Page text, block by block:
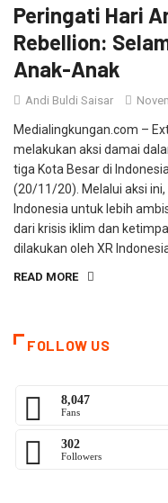
Peringati Hari
Rebellion:
Anak-Anak
Andi Buldi Saisar
Medialingkungan.com –
melakukan aksi damai
tiga Kota Besar di
(20/11/20). Melalui aksi
Indonesia untuk lebih
dari krisis iklim dan
dilakukan oleh XR
READ MORE
FOLLOW US
8,047
Fans
302
Followers